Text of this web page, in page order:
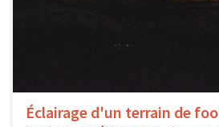
Éclairage d'un terrain de